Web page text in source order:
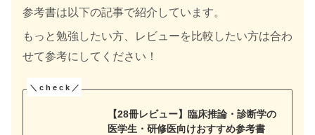
参考書は以下の記事で紹介しています。
もっと勉強したい方、レビューを比較したい方は合わ
せて参考にしてください！
【28冊レビュー】臨床推論・診断学の
医学生・研修医向けおすすめ参考書